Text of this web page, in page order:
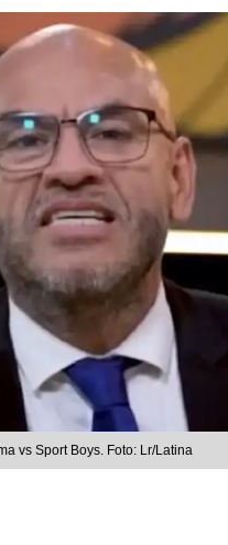
vs Sport Boys. Foto: Lr/Latina